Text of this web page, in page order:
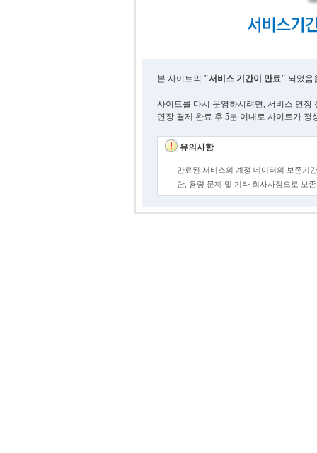
본 사이트의 "서비스 기간이 만료" 되었음
사이트를 다시 운영하시려면, 서비스 연장
연장 결제 완료 후 5분 이내로 사이트가 정
유의사항
- 만료된 서비스의 계정 데이터의 보존기
- 단, 용량 문제 및 기타 회사사정으로 보